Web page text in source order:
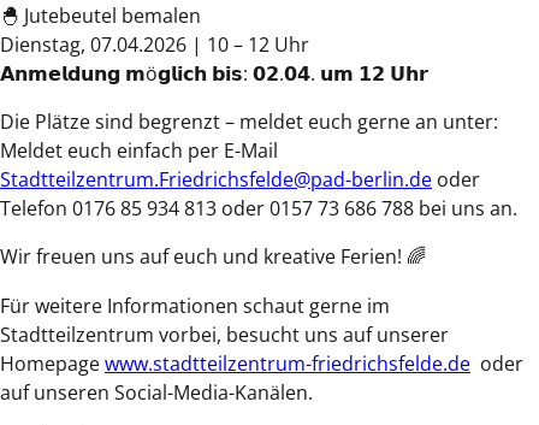
🐣 Jutebeutel bemalen
Dienstag, 07.04.2026 | 10 – 12 Uhr
𝗔𝗻𝗺𝗲𝗹𝗱𝘂𝗻𝗴 𝗺ö𝗴𝗹𝗶𝗰𝗵 𝗯𝗶𝘀: 𝟬𝟮.𝟬𝟰. 𝘂𝗺 𝟭𝟮 𝗨𝗵𝗿
Die Plätze sind begrenzt – meldet euch gerne an unter:
Meldet euch einfach per E-Mail
Stadtteilzentrum.Friedrichsfelde@pad-berlin.de oder
Telefon 0176 85 934 813 oder 0157 73 686 788 bei uns an.
Wir freuen uns auf euch und kreative Ferien! 🌈
Für weitere Informationen schaut gerne im
Stadtteilzentrum vorbei, besucht uns auf unserer
Homepagewww.stadtteilzentrum-friedrichsfelde.de oder
auf unseren Social-Media-Kanälen.